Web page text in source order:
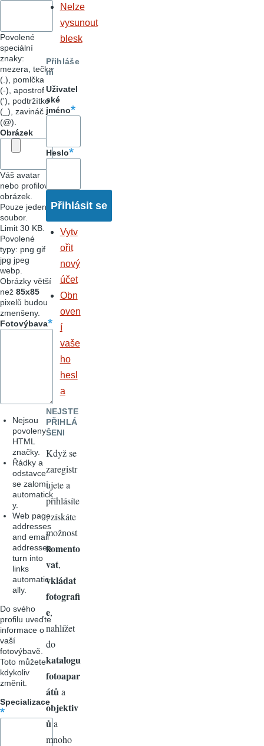
Povolené
speciální
znaky:
mezera, tečka
(.), pomlčka
(-), apostrof
('), podtržítko
(_), zavináč
(@).
Obrázek
Váš avatar
nebo profilový
obrázek.
Pouze jeden
soubor.
Limit 30 KB.
Povolené
typy: png gif
jpg jpeg
webp.
Obrázky větší
než 85x85
pixelů budou
zmenšeny.
Fotovýbava
Nejsou
povoleny
HTML
značky.
Řádky a
odstavce
se zalomí
automatick
y.
Web page
addresses
and email
addresses
turn into
links
automatic
ally.
Do svého
profilu uveďte
informace o
vaší
fotovýbavě.
Toto můžete
kdykoliv
změnit.
Specializace
Nelze
vysunout
blesk
Přihláše
ní
Uživatel
ské
jméno
Heslo
Vytv
ořit
nový
účet
Obn
oven
í
vaše
ho
hesl
a
NEJSTE
PŘIHLÁ
ŠENI
Když se
zaregistr
ujete a
přihlásíte
, získáte
možnost
komento
vat,
vkládat
fotografi
e,
nahlížet
do
katalogu
fotoapar
átů a
objektiv
ůa
mnoho